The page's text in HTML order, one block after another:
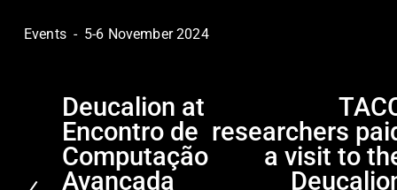
Events 5-6 November 2024
P
r
e
v
Deucalion at
Encontro de
Computação
Avançada
N
x
researchers
a visit to